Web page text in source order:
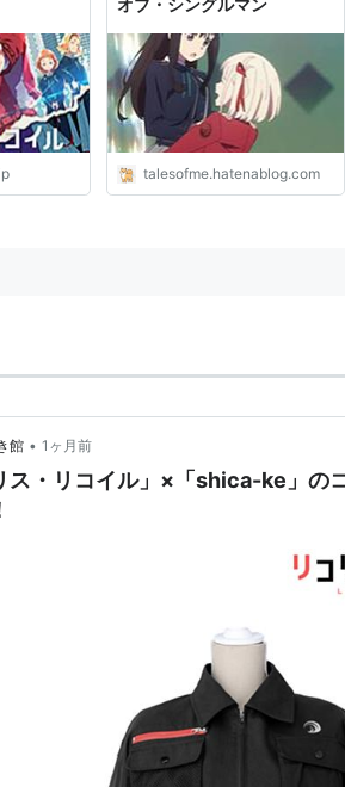
talesofme.hatenablog.com
館 • 1ヶ月前
ス・リコイル」×「shica-ke」の